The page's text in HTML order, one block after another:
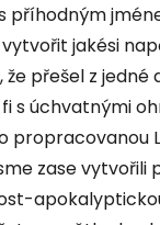
příhodným
jakési
přešel z jedné
s úchvatnými
propracovanou
zase vytvořili